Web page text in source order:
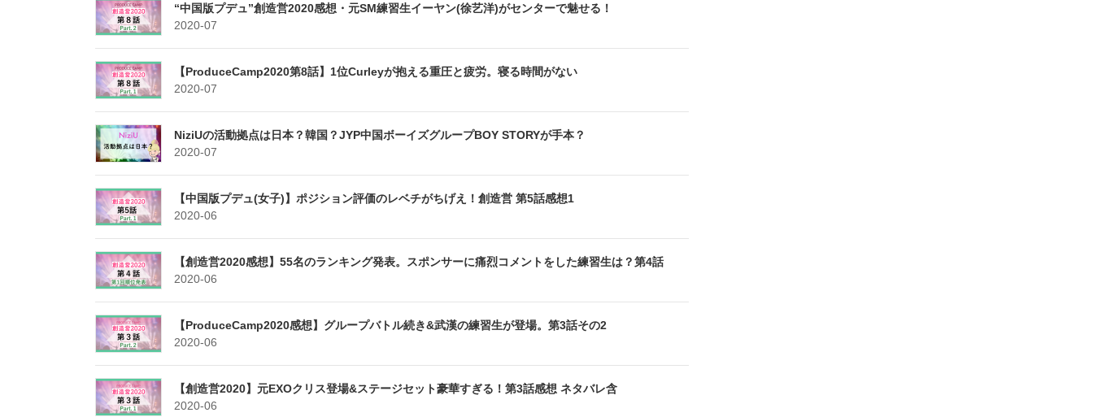
“中国版プデュ”創造営2020感想・元SM練習生イーヤン(徐艺洋)がセンターで魅せる！
2020-07
【ProduceCamp2020第8話】1位Curleyが抱える重圧と疲労。寝る時間がない
2020-07
NiziUの活動拠点は日本？韓国？JYP中国ボーイズグループBOY STORYが手本？
2020-07
【中国版プデュ(女子)】ポジション評価のレベチがちげえ！創造営 第5話感想1
2020-06
【創造営2020感想】55名のランキング発表。スポンサーに痛烈コメントをした練習生は？第4話
2020-06
【ProduceCamp2020感想】グループバトル続き&武漢の練習生が登場。第3話その2
2020-06
【創造営2020】元EXOクリス登場&ステージセット豪華すぎる！第3話感想 ネタバレ含
2020-06